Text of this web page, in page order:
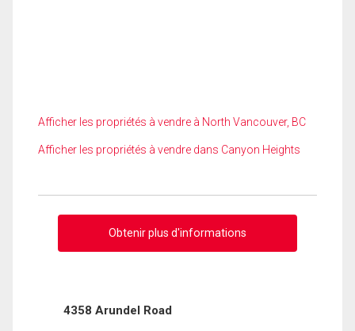
Afficher les propriétés à vendre à North Vancouver, BC
Afficher les propriétés à vendre dans Canyon Heights
Obtenir plus d'informations
4358 Arundel Road